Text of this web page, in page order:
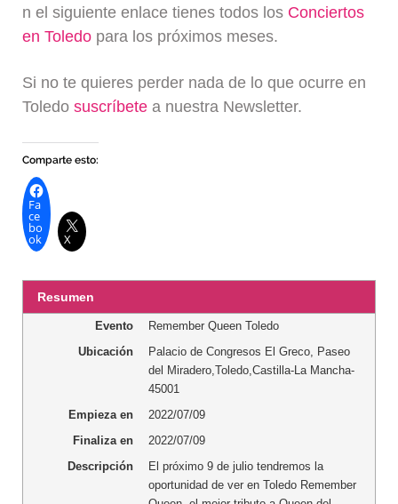
n el siguiente enlace tienes todos los Conciertos
en Toledo para los próximos meses.
Si no te quieres perder nada de lo que ocurre en
Toledosuscríbete a nuestra Newsletter.
Comparte esto:
Fa
ce
bo
ok X
Resumen
Evento
Remember Queen Toledo
Ubicación
Palacio de Congresos El Greco, Paseo
del Miradero,Toledo,Castilla-La Mancha-
45001
Empieza en
2022/07/09
Finaliza en
2022/07/09
Descripción
El próximo 9 de julio tendremos la
oportunidad de ver en Toledo Remember